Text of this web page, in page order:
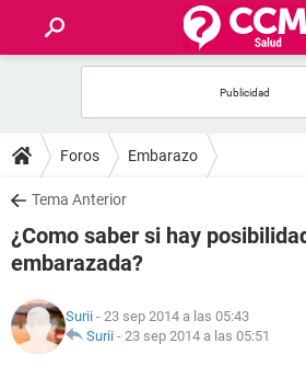
FOROS
SALUD
FAMILIA
NUTRICIÓN
Foros Embarazo
Tema Anterior
¿Como saber si hay
embarazada?
Surii - 23 sep 2014 a las 05:43
Surii - 23 sep 2014 a las 05:51